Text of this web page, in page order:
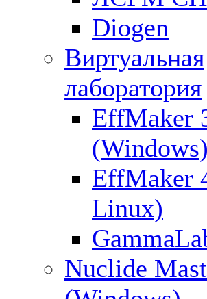
Diogen
Виртуальная
лаборатория
EffMaker
(Windows)
EffMaker
Linux)
Nuclide